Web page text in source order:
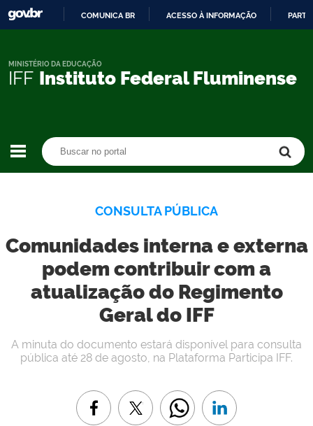
CONTEÚDO
COMUNICA BR ACESSO À INFORMAÇÃO
IFF Instituto Federal Fluminense
MINISTÉRIO DA EDUCAÇÃO
CONSULTA PÚBLICA
Comunidades interna e externa
podem contribuir com a
atualização do Regimento
Geral do IFF
A minuta do documento estará disponível para consulta
pública até 28 de agosto, na Plataforma Participa IFF.